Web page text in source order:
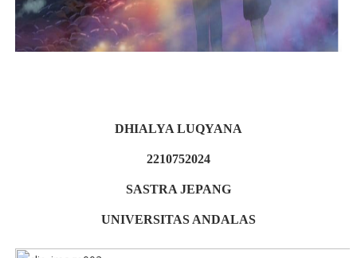
DHIALYA LUQYANA
2210752024
SASTRA JEPANG
UNIVERSITAS ANDALAS